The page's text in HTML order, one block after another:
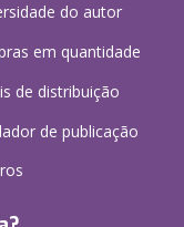
do autor
em quantidade
de distribuição
de publicação